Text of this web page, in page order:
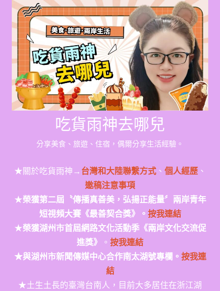
Skip
content
吃貨雨神去哪兒
分享美食、旅遊、住宿，偶爾分享生活經驗。
★關於吃貨雨神→台灣和大陸聯繫方式、 個人經歷、
邀稿注意事項
★榮獲第二屆〝傳播真善美，弘揚正能量〞兩岸青年
短視頻大賽《最善契合獎》。 按我連結
★榮獲湖州市首屆網路文化活動季《兩岸文化交流促
進獎》
。 按我連結
★與湖州市新聞傳媒中心合作南太湖號專欄。 按我連
結
★土生土長的臺灣台南人，目前大多居住在浙江湖